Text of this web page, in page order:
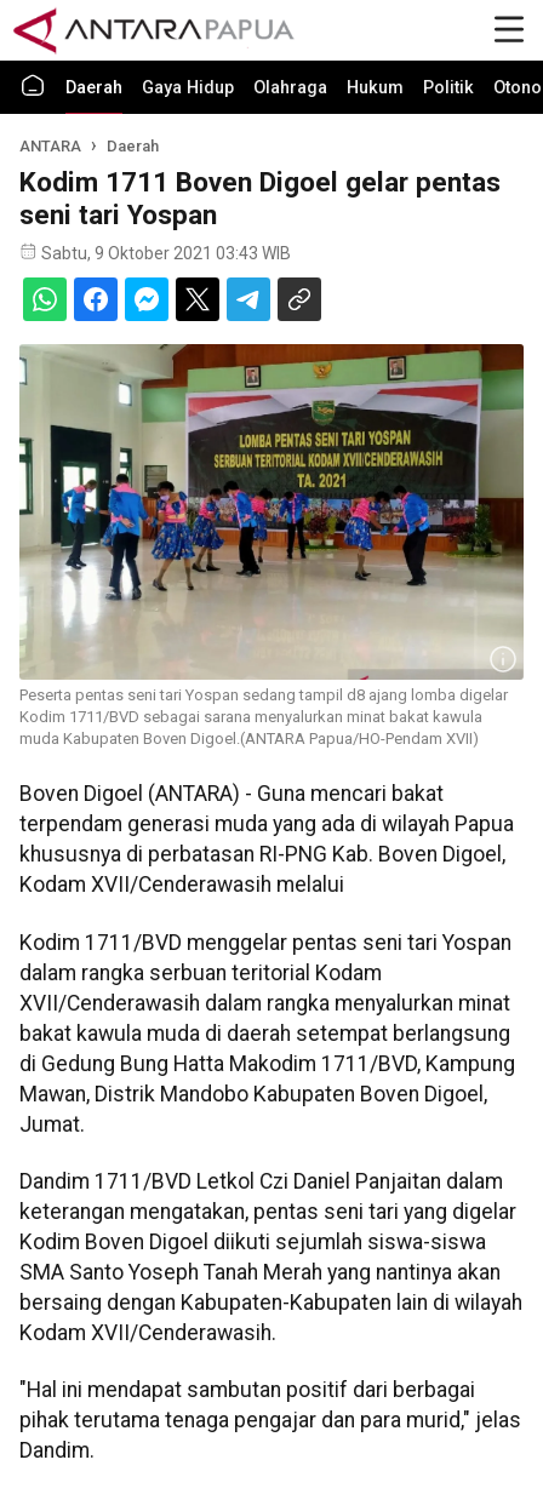
Daerah Gaya Hidup Olahraga Hukum Politik
ANTARA Daerah
Kodim 1711 Boven Digoel gelar pentas
seni tari Yospan
Sabtu, 9 Oktober 2021 03:43 WIB
Peserta pentas seni tari Yospan sedang tampil d8 ajang lomba digelar
Kodim 1711/BVD sebagai sarana menyalurkan minat bakat kawula
muda Kabupaten Boven Digoel.(ANTARA Papua/HO-Pendam XVII)
Boven Digoel (ANTARA) - Guna mencari bakat
terpendam generasi muda yang ada di wilayah Papua
khususnya di perbatasan RI-PNG Kab. Boven Digoel,
Kodam XVII/Cenderawasih melalui
Kodim 1711/BVD menggelar pentas seni tari Yospan
dalam rangka serbuan teritorial Kodam
XVII/Cenderawasih dalam rangka menyalurkan minat
bakat kawula muda di daerah setempat berlangsung
di Gedung Bung Hatta Makodim 1711/BVD, Kampung
Mawan, Distrik Mandobo Kabupaten Boven Digoel,
Jumat.
Dandim 1711/BVD Letkol Czi Daniel Panjaitan dalam
keterangan mengatakan, pentas seni tari yang digelar
Kodim Boven Digoel diikuti sejumlah siswa-siswa
SMA Santo Yoseph Tanah Merah yang nantinya akan
bersaing dengan Kabupaten-Kabupaten lain di wilayah
Kodam XVII/Cenderawasih.
"Hal ini mendapat sambutan positif dari berbagai
pihak terutama tenaga pengajar dan para murid," jelas
Dandim.